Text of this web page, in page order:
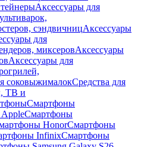
Аксессуары для
сэндвичницАксессуары
для
миксеровАксессуары
Аксессуары для
соковыжималокСредства для
ТВ и
Смартфоны
Смартфоны
HonorСмартфоны
InfinixСмартфоны